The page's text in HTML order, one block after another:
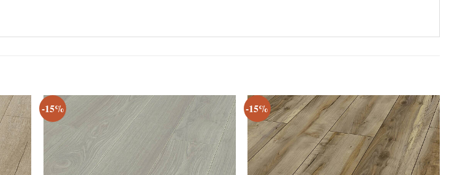
-15% -15%